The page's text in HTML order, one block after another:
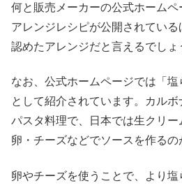
何と販売メーカーの公式ホーム
アレンジレシピが公開されてい
認めたアレンジだと言えるでしょ
なお、公式ホームページでは「塩
として紹介されています。カル
パスタ料理で、日本では生クリー
卵・チーズなどでソースを作るの
卵やチーズを使うことで、より